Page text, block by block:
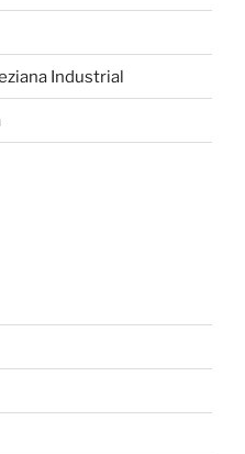
Industrial